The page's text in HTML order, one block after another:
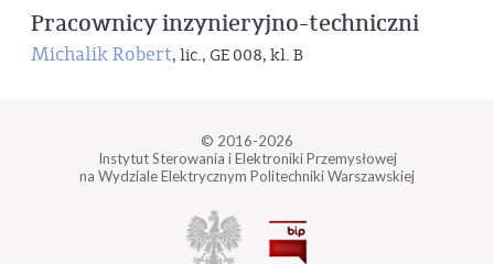
Pracownicy inzynieryjno-techniczni
Michalik Robert, lic., GE 008, kl. B
© 2016-2026
Instytut Sterowania i Elektroniki Przemysłowej
na Wydziale Elektrycznym Politechniki Warszawskiej